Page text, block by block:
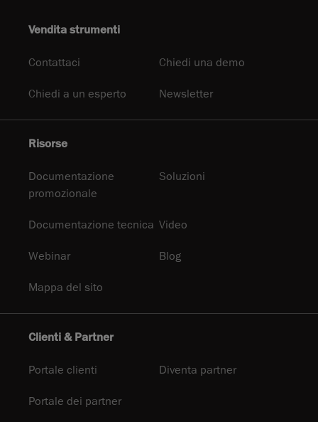
Vendita strumenti
Contattaci Chiedi una demo
Chiedi a un esperto Newsletter
Risorse
Documentazione
promozionale
Soluzioni
Documentazione tecnica Video
Webinar Blog
Mappa del sito
Clienti & Partner
Portale clienti Diventa partner
Portale dei partner